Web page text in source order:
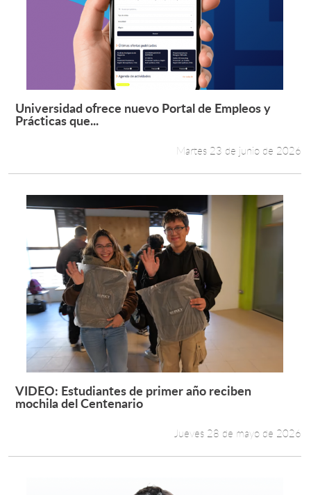
Leer más +
Universidad ofrece nuevo Portal de Empleos y
Prácticas que...
Martes 23 de junio de 2026
Leer más +
VIDEO: Estudiantes de primer año reciben
mochila del Centenario
Jueves 28 de mayo de 2026